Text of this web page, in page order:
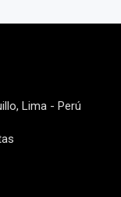
Lima - Perú